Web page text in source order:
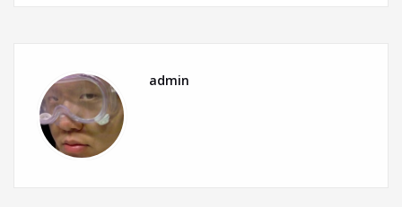
admin